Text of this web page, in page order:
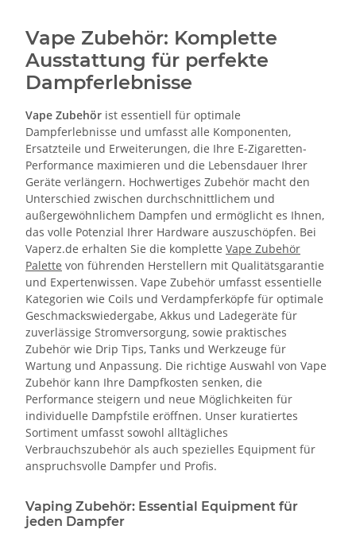
Vape Zubehör: Komplette
Ausstattung für perfekte
Dampferlebnisse
Vape Zubehör ist essentiell für optimale
Dampferlebnisse und umfasst alle Komponenten,
Ersatzteile und Erweiterungen, die Ihre E-Zigaretten-
Performance maximieren und die Lebensdauer Ihrer
Geräte verlängern. Hochwertiges Zubehör macht den
Unterschied zwischen durchschnittlichem und
außergewöhnlichem Dampfen und ermöglicht es Ihnen,
das volle Potenzial Ihrer Hardware auszuschöpfen. Bei
Vaperz.de erhalten Sie die komplette Vape Zubehör
Palette von führenden Herstellern mit Qualitätsgarantie
und Expertenwissen. Vape Zubehör umfasst essentielle
Kategorien wie Coils und Verdampferköpfe für optimale
Geschmackswiedergabe, Akkus und Ladegeräte für
zuverlässige Stromversorgung, sowie praktisches
Zubehör wie Drip Tips, Tanks und Werkzeuge für
Wartung und Anpassung. Die richtige Auswahl von Vape
Zubehör kann Ihre Dampfkosten senken, die
Performance steigern und neue Möglichkeiten für
individuelle Dampfstile eröffnen. Unser kuratiertes
Sortiment umfasst sowohl alltägliches
Verbrauchszubehör als auch spezielles Equipment für
anspruchsvolle Dampfer und Profis.
Vaping Zubehör: Essential Equipment für
jeden Dampfer